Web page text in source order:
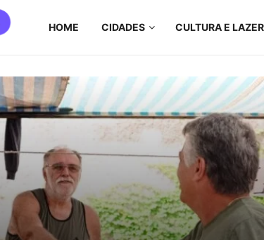
HOME CIDADES CULTURA E LAZER